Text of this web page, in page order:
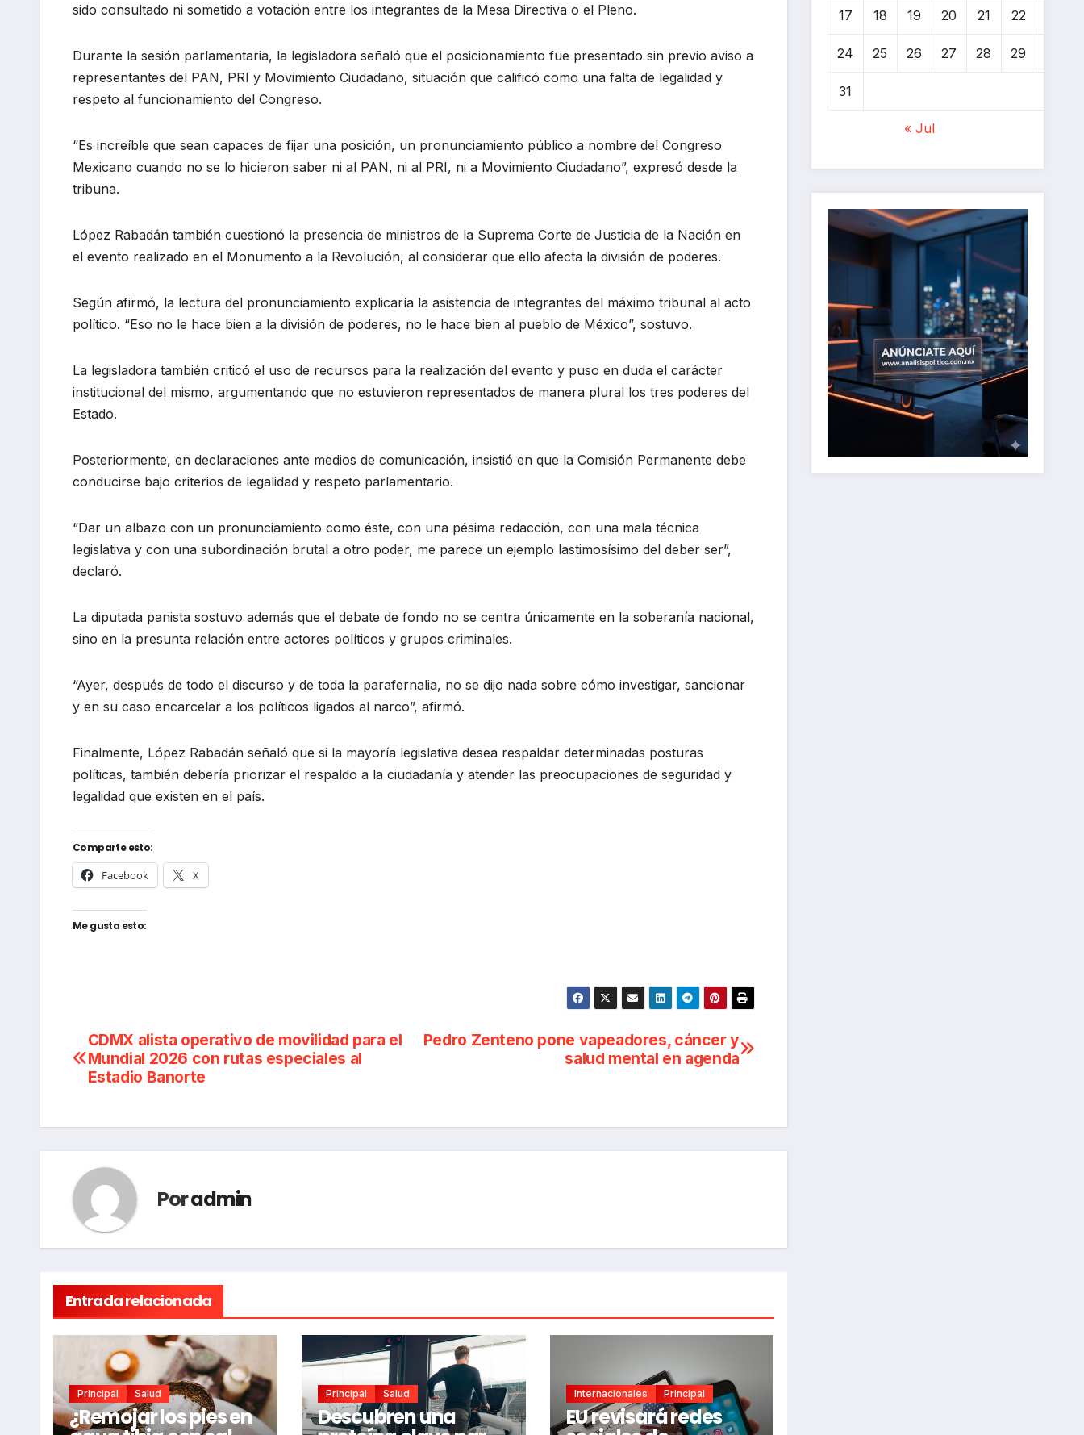
sido consultado ni sometido a votación entre los integrantes de la Mesa Directiva o el Pleno.
Durante la sesión parlamentaria, la legisladora señaló que el posicionamiento fue presentado sin previo aviso a
representantes del PAN, PRI y Movimiento Ciudadano, situación que calificó como una falta de legalidad y
respeto al funcionamiento del Congreso.
“Es increíble que sean capaces de fijar una posición, un pronunciamiento público a nombre del Congreso
Mexicano cuando no se lo hicieron saber ni al PAN, ni al PRI, ni a Movimiento Ciudadano”, expresó desde la
tribuna.
López Rabadán también cuestionó la presencia de ministros de la Suprema Corte de Justicia de la Nación en
el evento realizado en el Monumento a la Revolución, al considerar que ello afecta la división de poderes.
Según afirmó, la lectura del pronunciamiento explicaría la asistencia de integrantes del máximo tribunal al acto
político. “Eso no le hace bien a la división de poderes, no le hace bien al pueblo de México”, sostuvo.
La legisladora también criticó el uso de recursos para la realización del evento y puso en duda el carácter
institucional del mismo, argumentando que no estuvieron representados de manera plural los tres poderes del
Estado.
Posteriormente, en declaraciones ante medios de comunicación, insistió en que la Comisión Permanente debe
conducirse bajo criterios de legalidad y respeto parlamentario.
“Dar un albazo con un pronunciamiento como éste, con una pésima redacción, con una mala técnica
legislativa y con una subordinación brutal a otro poder, me parece un ejemplo lastimosísimo del deber ser”,
declaró.
La diputada panista sostuvo además que el debate de fondo no se centra únicamente en la soberanía nacional,
sino en la presunta relación entre actores políticos y grupos criminales.
“Ayer, después de todo el discurso y de toda la parafernalia, no se dijo nada sobre cómo investigar, sancionar
y en su caso encarcelar a los políticos ligados al narco”, afirmó.
Finalmente, López Rabadán señaló que si la mayoría legislativa desea respaldar determinadas posturas
políticas, también debería priorizar el respaldo a la ciudadanía y atender las preocupaciones de seguridad y
legalidad que existen en el país.
Comparte esto:
Facebook X
Me gusta esto:
Navegación
de
Pedro Zenteno pone vapeadores, cáncer y
salud mental en agenda
CDMX alista operativo de movilidad para el
Mundial 2026 con rutas especiales al
Estadio Banorte
Poradmin
Entrada relacionada
Principal Salud
¿Remojar los pies en
Principal Salud
Descubren una
Internacionales Principal
EU revisará redes
17 18 19 20 21 22
24 25 26 27 28 29
31
« Jul